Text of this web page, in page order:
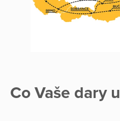
Co Vaše dary